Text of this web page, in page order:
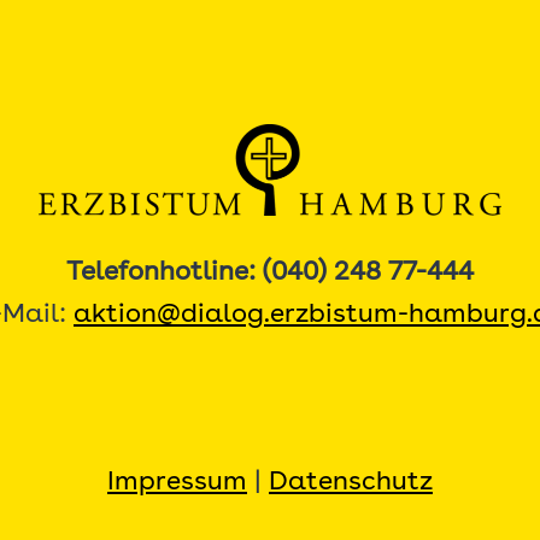
Telefonhotline: (040) 248 77-444
aktion@dialog.erzbistum-
Impressum Datenschutz